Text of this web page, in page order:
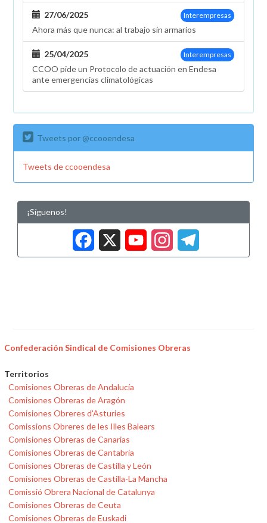
por
la
Interempresas
27/06/2025
Ahora más que nunca: al trabajo sin armarios
Interempresas
25/04/2025
CCOO pide un Protocolo de actuación en Endesa
ante emergencias climatológicas
Tweets por @ccooendesa
Tweets de ccooendesa
¡Síguenos!
Facebook
X
Confederación Sindical de Comisiones Obreras
Territorios
Comisiones Obreras de Andalucía
Comisiones Obreras de Aragón
Comisiones Obreres d'Asturies
Comissions Obreres de les Illes Balears
Comisiones Obreras de Canarias
Comisiones Obreras de Cantabria
Comisiones Obreras de Castilla y León
Comisiones Obreras de Castilla-La Mancha
Comissió Obrera Nacional de Catalunya
Comisiones Obreras de Ceuta
Comisiones Obreras de Euskadi